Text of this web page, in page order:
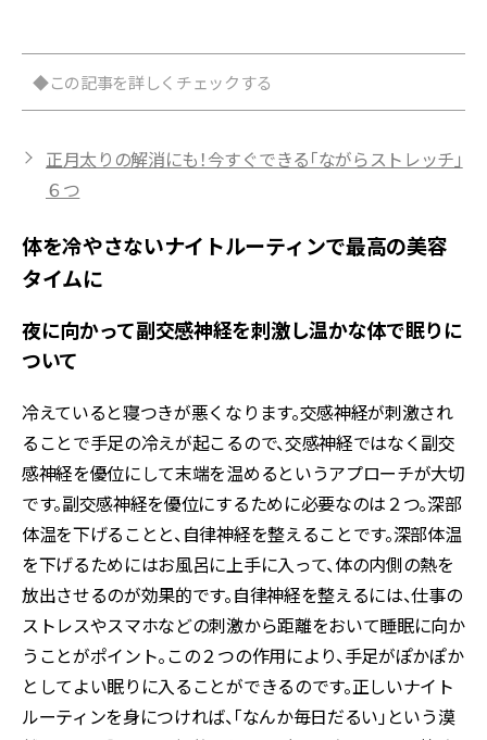
◆この記事を詳しくチェックする
正月太りの解消にも！今すぐできる「ながらストレッチ」
６つ
体を冷やさないナイトルーティンで最高の美容
タイムに
夜に向かって副交感神経を刺激し温かな体で眠りに
ついて
冷えていると寝つきが悪くなります。交感神経が刺激され
ることで手足の冷えが起こるので、交感神経ではなく副交
感神経を優位にして末端を温めるというアプローチが大切
です。副交感神経を優位にするために必要なのは２つ。深部
体温を下げることと、自律神経を整えることです。深部体温
を下げるためにはお風呂に上手に入って、体の内側の熱を
放出させるのが効果的です。自律神経を整えるには、仕事の
ストレスやスマホなどの刺激から距離をおいて睡眠に向か
うことがポイント。この２つの作用により、手足がぽかぽか
としてよい眠りに入ることができるのです。正しいナイト
ルーティンを身につければ、「なんか毎日だるい」という漠